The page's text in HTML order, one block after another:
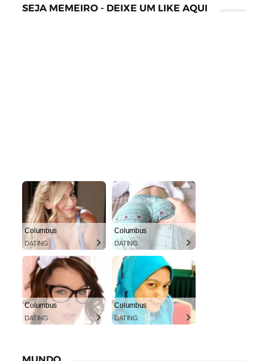
TRANSLATE
Powered by
Translate